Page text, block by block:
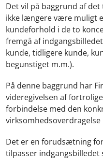
Det vil på baggrund af
ikke længere være muligt
kundeforhold i de to
fremgå af
kunde, tidligere kunde,
begunstiget m.m.).
På denne baggrund har
videregivelsen af
forbindelse med den
Det er en forudsætning
tilpasser